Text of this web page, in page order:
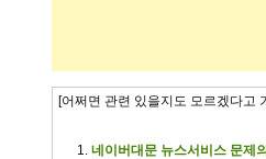
[어쩌면 관련 있을지도 모르겠다고
네이버대문 뉴스서비스 문제